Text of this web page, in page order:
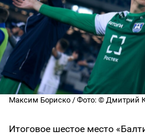
Максим Бориско / Фото: © Дмитрий
Итоговое шестое место